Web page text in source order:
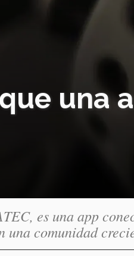
una
es una app
una comunidad